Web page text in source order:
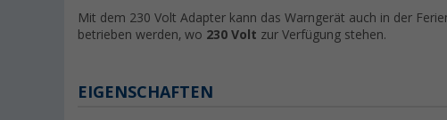
Mit dem 230 Volt Adapter kann das Warngerät auch in der
betrieben werden, wo 230 Volt zur Verfügung stehen.
EIGENSCHAFTEN